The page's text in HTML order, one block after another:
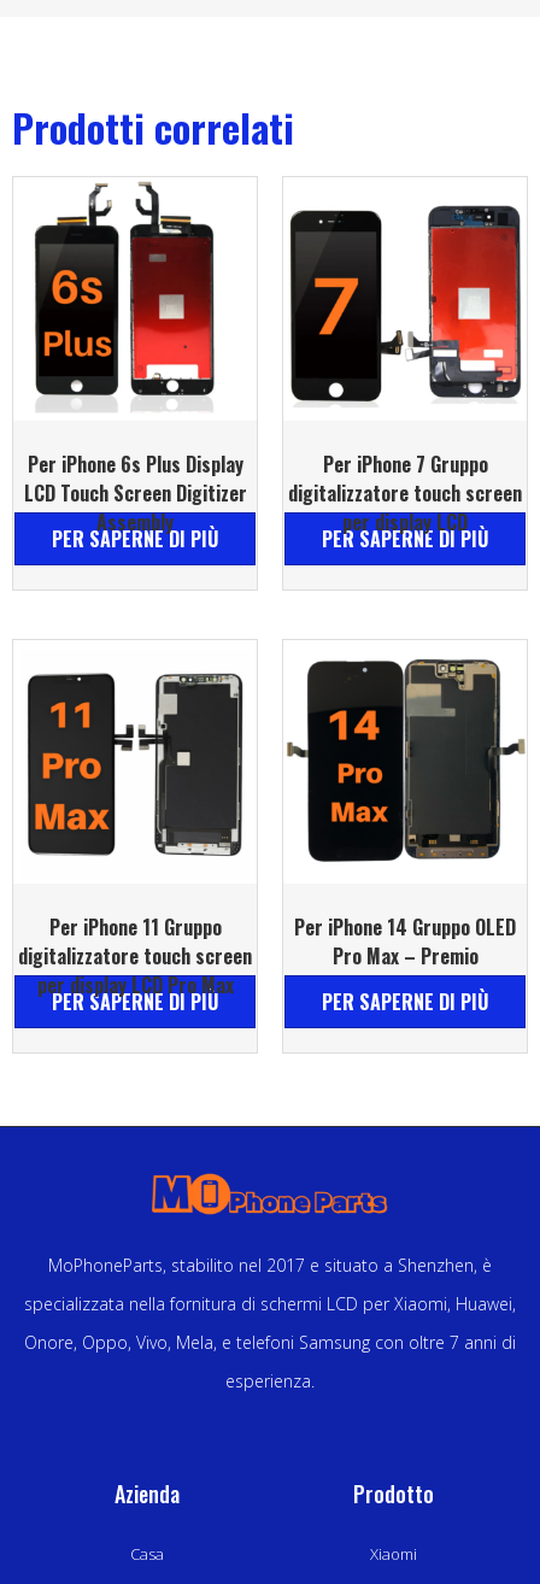
Prodotti correlati
Per iPhone 6s Plus Display
LCD Touch Screen Digitizer
Assembly
PER SAPERNE DI PIÙ
Per iPhone 7 Gruppo
digitalizzatore touch screen
per display LCD
PER SAPERNE DI PIÙ
Per iPhone 11 Gruppo
digitalizzatore touch screen
per display LCD Pro Max
PER SAPERNE DI PIÙ
Per iPhone 14 Gruppo OLED
Pro Max – Premio
PER SAPERNE DI PIÙ
MoPhoneParts, stabilito nel 2017 e situato a Shenzhen, è
specializzata nella fornitura di schermi LCD per Xiaomi, Huawei,
Onore, Oppo, Vivo, Mela, e telefoni Samsung con oltre 7 anni di
esperienza.
Azienda
Casa
Prodotto
Xiaomi